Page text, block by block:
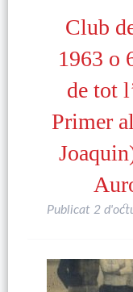
Club
1963 o
de tot
Primer
Publicat 2